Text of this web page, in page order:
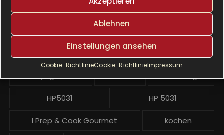
Ablehnen
Einstellungen ansehen
Cookie-RichtlinieCookie-RichtlinieImpressum
r
e
gesund
HP5031 HP 5031
I Prep & Cook Gourmet kochen